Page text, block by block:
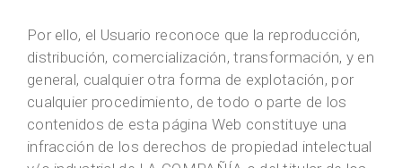
Por ello, el Usuario reconoce que la reproducción,
distribución, comercialización, transformación, y en
general, cualquier otra forma de explotación, por
cualquier procedimiento, de todo o parte de los
contenidos de esta página Web constituye una
infracción de los derechos de propiedad intelectual